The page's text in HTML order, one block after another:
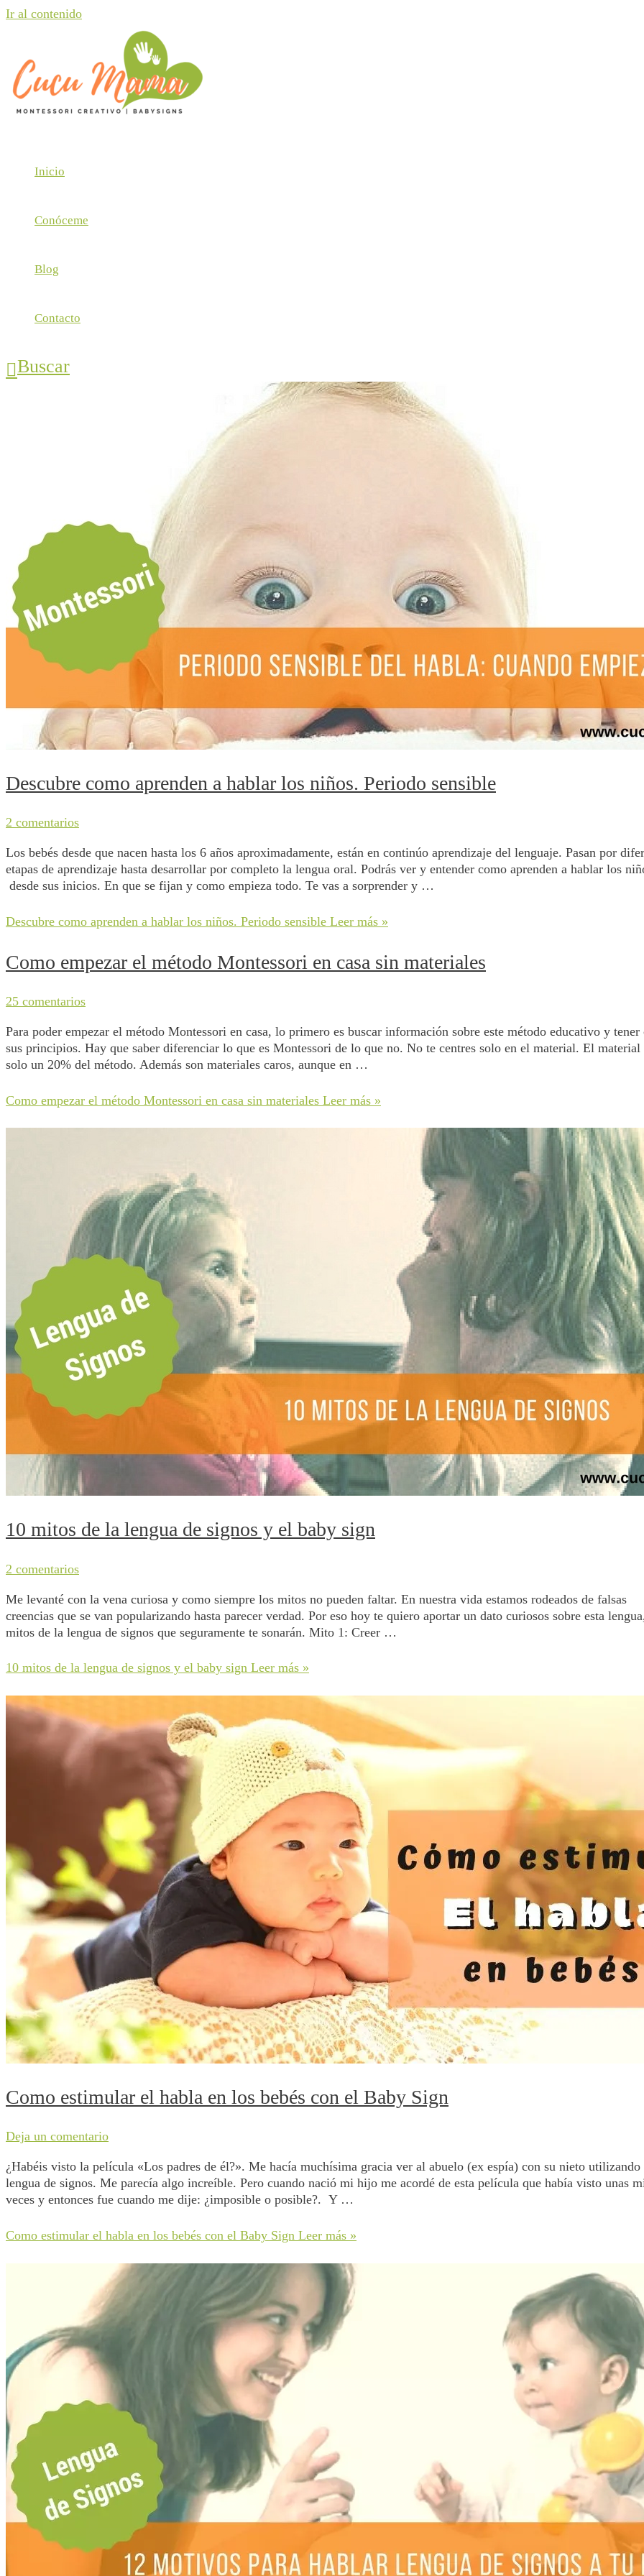
Ir al contenido
Inicio
Conóceme
Blog
Contacto
Buscar
Descubre como aprenden a hablar los niños. Periodo sensible
2 comentarios
Los bebés desde que nacen hasta los 6 años aproximadamente, están en continúo aprendizaje del lenguaje. Pasan por
etapas de aprendizaje hasta desarrollar por completo la lengua oral. Podrás ver y entender como aprenden a hablar los
desde sus inicios. En que se fijan y como empieza todo. Te vas a sorprender y …
Descubre como aprenden a hablar los niños. Periodo sensible Leer más »
Como empezar el método Montessori en casa sin materiales
25 comentarios
Para poder empezar el método Montessori en casa, lo primero es buscar información sobre este método educativo y tener
sus principios. Hay que saber diferenciar lo que es Montessori de lo que no. No te centres solo en el material. El material
solo un 20% del método. Además son materiales caros, aunque en …
Como empezar el método Montessori en casa sin materiales Leer más »
10 mitos de la lengua de signos y el baby sign
2 comentarios
Me levanté con la vena curiosa y como siempre los mitos no pueden faltar. En nuestra vida estamos rodeados de falsas
creencias que se van popularizando hasta parecer verdad. Por eso hoy te quiero aportar un dato curiosos sobre esta
mitos de la lengua de signos que seguramente te sonarán. Mito 1: Creer …
10 mitos de la lengua de signos y el baby sign Leer más »
Como estimular el habla en los bebés con el Baby Sign
Deja un comentario
¿Habéis visto la pelí­cula «Los padres de él?». Me hacía muchísima gracia ver al abuelo (ex espí­a) con su nieto utilizando
lengua de signos. Me parecía algo increíble. Pero cuando nació mi hijo me acordé de esta película que habí­a visto unas
veces y entonces fue cuando me dije: ¿imposible o posible?. Y …
Como estimular el habla en los bebés con el Baby Sign Leer más »